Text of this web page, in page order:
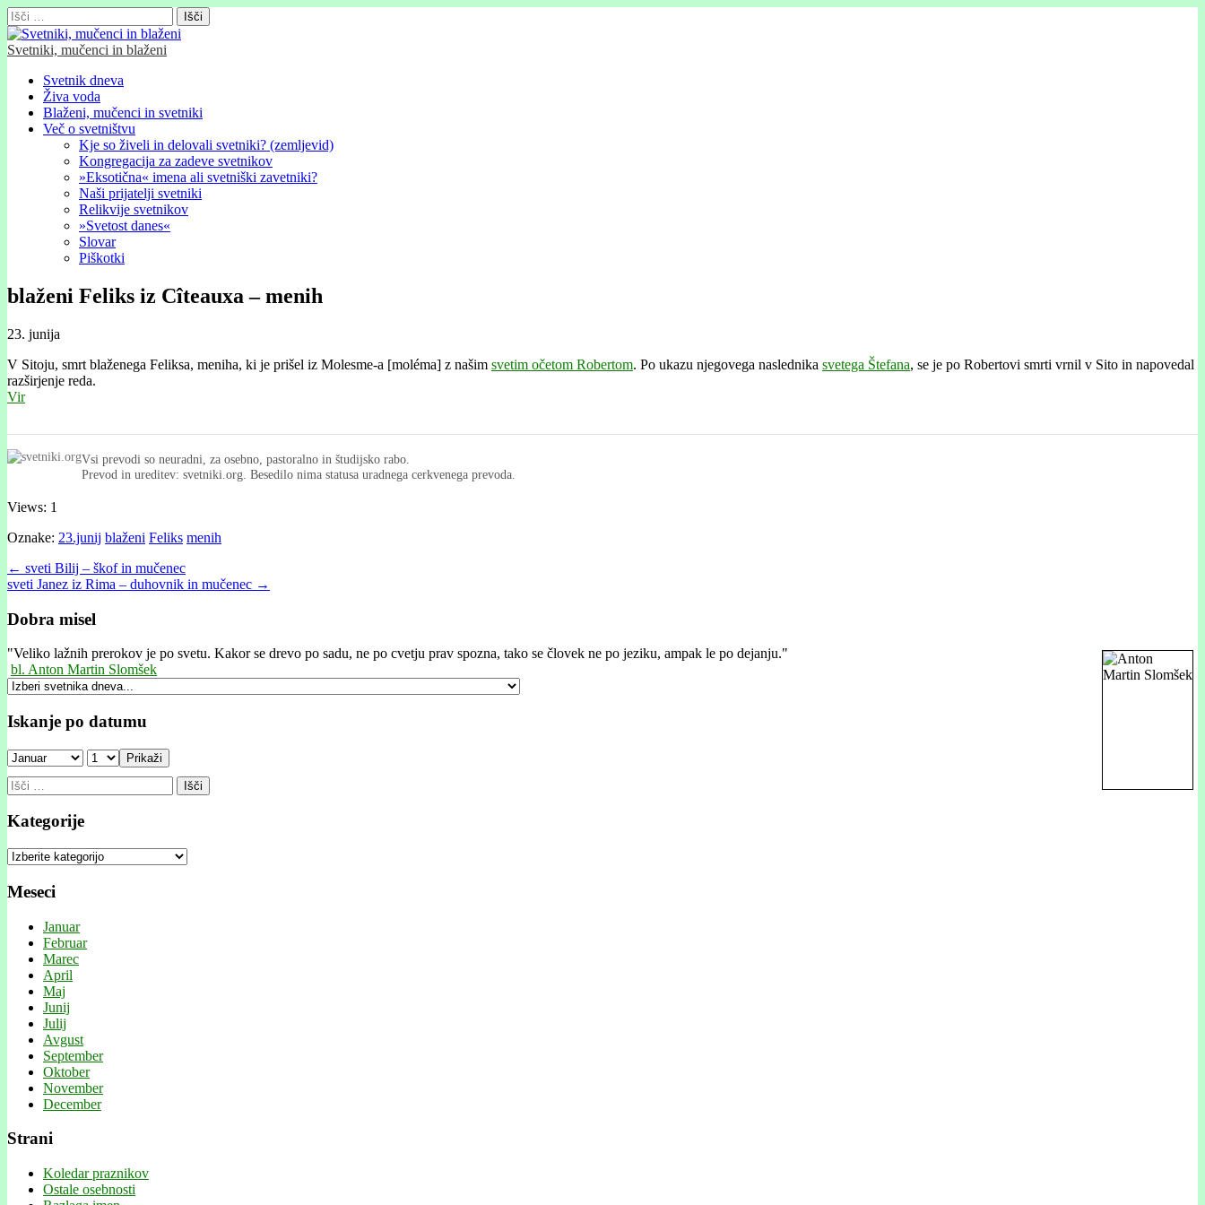
Išči:
Svetniki, mučenci in blaženi
Glavni
meni
Skip
content
Svetnik dneva
Živa voda
Blaženi, mučenci in svetniki
Več o svetništvu
Kje so živeli in delovali svetniki? (zemljevid)
Kongregacija za zadeve svetnikov
»Eksotična« imena ali svetniški zavetniki?
Naši prijatelji svetniki
Relikvije svetnikov
»Svetost danes«
Slovar
Piškotki
blaženi Feliks iz Cîteauxa – menih
23. junija
V Sitoju, smrt blaženega Feliksa, meniha, ki je prišel iz Molesme-a [moléma] z našim svetim očetom Robertom. Po ukazu njegovega naslednika svetega Štefana, se je po Robertovi smrti vrnil v Sito in napovedal
razširjenje reda.
Vir
Vsi prevodi so neuradni, za osebno, pastoralno in študijsko rabo.
Prevod in ureditev: svetniki.org. Besedilo nima statusa uradnega cerkvenega prevoda.
Views: 1
Oznake: 23.junij blaženi Feliks menih
Post
navigation
← sveti Bilij – škof in mučenec
sveti Janez iz Rima – duhovnik in mučenec →
Dobra misel
"Veliko lažnih prerokov je po svetu. Kakor se drevo po sadu, ne po cvetju prav spozna, tako se človek ne po jeziku, ampak le po dejanju."
bl. Anton Martin Slomšek
Iskanje po datumu
Prikaži
Išči:
Kategorije
Kategorije
Meseci
Januar
Februar
Marec
April
Maj
Junij
Julij
Avgust
September
Oktober
November
December
Strani
Koledar praznikov
Ostale osebnosti